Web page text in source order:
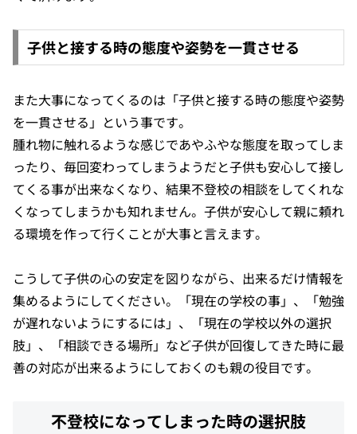
子供と接する時の態度や姿勢を一貫させる
また大事になってくるのは「子供と接する時の態度や姿勢
を一貫させる」という事です。
腫れ物に触れるような感じであやふやな態度を取ってしま
ったり、毎回変わってしまうようだと子供も安心して接し
てくる事が出来なくなり、結果不登校の相談をしてくれな
くなってしまうかも知れません。子供が安心して親に頼れ
る環境を作って行くことが大事と言えます。
こうして子供の心の安定を図りながら、出来るだけ情報を
集めるようにしてください。「現在の学校の事」、「勉強
が遅れないようにするには」、「現在の学校以外の選択
肢」、「相談できる場所」など子供が回復してきた時に最
善の対応が出来るようにしておくのも親の役目です。
不登校になってしまった時の選択肢